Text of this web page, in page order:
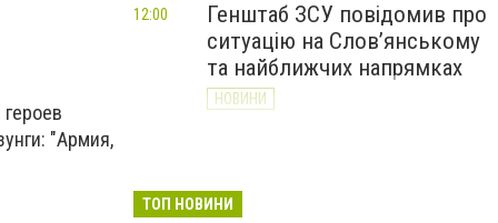
"Армия,
Генштаб ЗСУ повідомив про
ситуацію на Слов’янському
та найближчих напрямках
НОВИНИ
12:00
великої війни: 7 серпня
ТОП НОВИНИ